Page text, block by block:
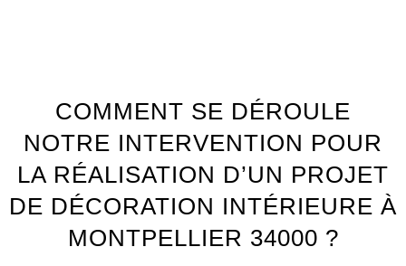
COMMENT SE DÉROULE
NOTRE INTERVENTION POUR
LA RÉALISATION D’UN PROJET
DE DÉCORATION INTÉRIEURE À
MONTPELLIER 34000 ?